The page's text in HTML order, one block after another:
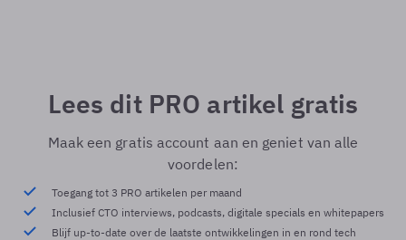
Lees dit PRO artikel gratis
Maak een gratis account aan en geniet van alle
voordelen:
Toegang tot 3 PRO artikelen per maand
Inclusief CTO interviews, podcasts, digitale specials en whitepapers
Blijf up-to-date over de laatste ontwikkelingen in en rond tech